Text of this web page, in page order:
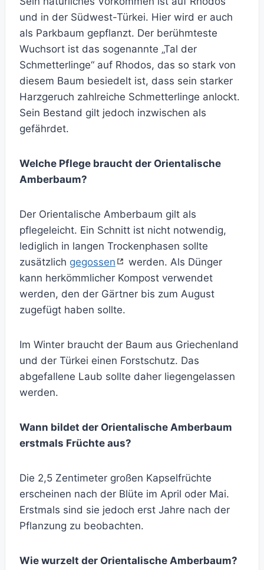
und in der Südwest-Türkei. Hier wird er auch
als Parkbaum gepflanzt. Der berühmteste
Wuchsort ist das sogenannte „Tal der
Schmetterlinge“ auf Rhodos, das so stark von
diesem Baum besiedelt ist, dass sein starker
Harzgeruch zahlreiche Schmetterlinge anlockt.
Sein Bestand gilt jedoch inzwischen als
gefährdet.
Welche Pflege braucht der Orientalische
Amberbaum?
Der Orientalische Amberbaum gilt als
pflegeleicht. Ein Schnitt ist nicht notwendig,
lediglich in langen Trockenphasen sollte
zusätzlich gegossen
werden. Als Dünger
kann herkömmlicher Kompost verwendet
werden, den der Gärtner bis zum August
zugefügt haben sollte.
Im Winter braucht der Baum aus Griechenland
und der Türkei einen Forstschutz. Das
abgefallene Laub sollte daher liegengelassen
werden.
Wann bildet der Orientalische Amberbaum
erstmals Früchte aus?
Die 2,5 Zentimeter großen Kapselfrüchte
erscheinen nach der Blüte im April oder Mai.
Erstmals sind sie jedoch erst Jahre nach der
Pflanzung zu beobachten.
Wie wurzelt der Orientalische Amberbaum?